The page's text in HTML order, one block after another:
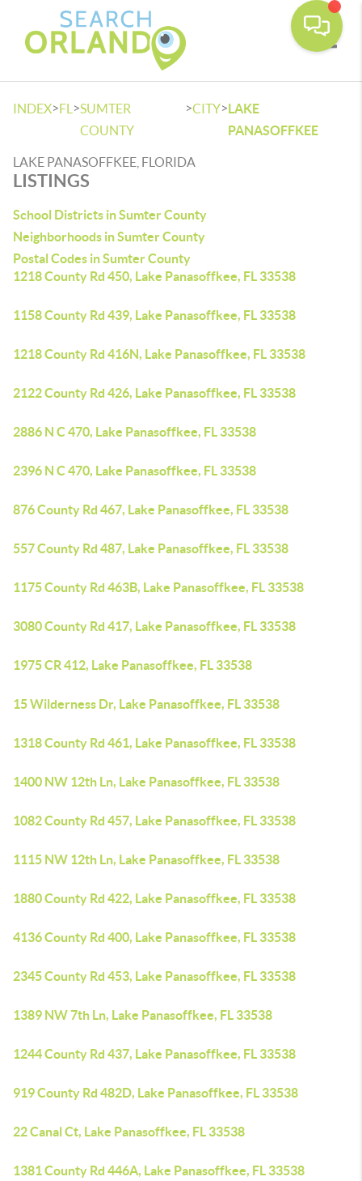
INDEX>FL >SUMTER
COUNTY
>CITY>LAKE
PANASOFFKEE
LAKE PANASOFFKEE, FLORIDA
LISTINGS
School Districts in Sumter County
Neighborhoods in Sumter County
Postal Codes in Sumter County
1218 County Rd 450, Lake Panasoffkee, FL 33538
1158 County Rd 439, Lake Panasoffkee, FL 33538
1218 County Rd 416N, Lake Panasoffkee, FL 33538
2122 County Rd 426, Lake Panasoffkee, FL 33538
2886 N C 470, Lake Panasoffkee, FL 33538
2396 N C 470, Lake Panasoffkee, FL 33538
876 County Rd 467, Lake Panasoffkee, FL 33538
557 County Rd 487, Lake Panasoffkee, FL 33538
1175 County Rd 463B, Lake Panasoffkee, FL 33538
3080 County Rd 417, Lake Panasoffkee, FL 33538
1975 CR 412, Lake Panasoffkee, FL 33538
15 Wilderness Dr, Lake Panasoffkee, FL 33538
1318 County Rd 461, Lake Panasoffkee, FL 33538
1400 NW 12th Ln, Lake Panasoffkee, FL 33538
1082 County Rd 457, Lake Panasoffkee, FL 33538
1115 NW 12th Ln, Lake Panasoffkee, FL 33538
1880 County Rd 422, Lake Panasoffkee, FL 33538
4136 County Rd 400, Lake Panasoffkee, FL 33538
2345 County Rd 453, Lake Panasoffkee, FL 33538
1389 NW 7th Ln, Lake Panasoffkee, FL 33538
1244 County Rd 437, Lake Panasoffkee, FL 33538
919 County Rd 482D, Lake Panasoffkee, FL 33538
22 Canal Ct, Lake Panasoffkee, FL 33538
1381 County Rd 446A, Lake Panasoffkee, FL 33538